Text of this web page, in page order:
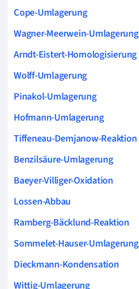
Cope-Umlagerung
Wagner-Meerwein-Umlagerung
Arndt-Eistert-Homologisierung
Wolff-Umlagerung
Pinakol-Umlagerung
Hofmann-Umlagerung
Tiffeneau-Demjanow-Reaktion
Benzilsäure-Umlagerung
Baeyer-Villiger-Oxidation
Lossen-Abbau
Ramberg-Bäcklund-Reaktion
Sommelet-Hauser-Umlagerung
Dieckmann-Kondensation
Wittig-Umlagerung